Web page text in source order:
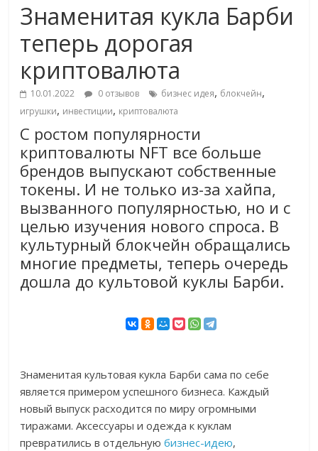
Знаменитая кукла Барби
теперь дорогая
криптовалюта
10.01.2022 0 отзывов бизнес идея, блокчейн,
игрушки, инвестиции, криптовалюта
С ростом популярности
криптовалюты NFT все больше
брендов выпускают собственные
токены. И не только из-за хайпа,
вызванного популярностью, но и с
целью изучения нового спроса. В
культурный блокчейн обращались
многие предметы, теперь очередь
дошла до культовой куклы Барби.
Знаменитая культовая кукла Барби сама по себе
является примером успешного бизнеса. Каждый
новый выпуск расходится по миру огромными
тиражами. Аксессуары и одежда к куклам
превратились в отдельнуюбизнес-идею,